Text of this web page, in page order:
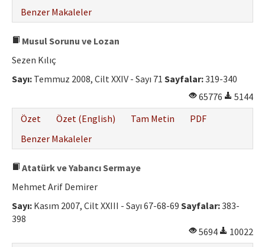
Benzer Makaleler
Musul Sorunu ve Lozan
Sezen Kılıç
Sayı: Temmuz 2008, Cilt XXIV - Sayı 71 Sayfalar:319-340
65776
5144
Özet
Özet (English) Tam Metin
PDF
Benzer Makaleler
Atatürk ve Yabancı Sermaye
Mehmet Arif Demirer
Sayı: Kasım 2007, Cilt XXIII - Sayı 67-68-69 Sayfalar:383-
398
5694
10022